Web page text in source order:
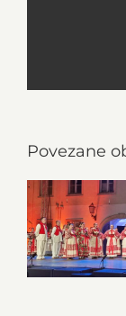
Povezane